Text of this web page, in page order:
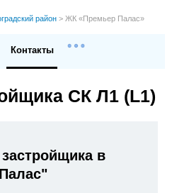
район > ЖК «Премьер Палас»
Контакты
СК Л1 (L1)
в